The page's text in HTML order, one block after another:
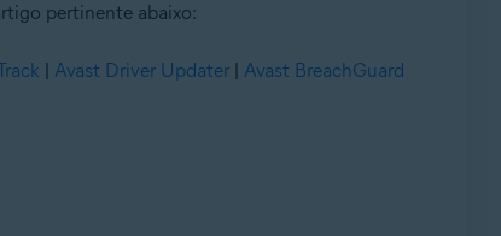
pertinente abaixo:
| Avast Driver Updater | Avast BreachGuard